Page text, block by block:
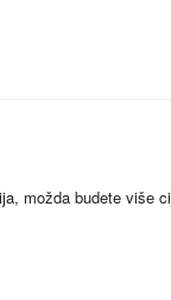
možda budete više